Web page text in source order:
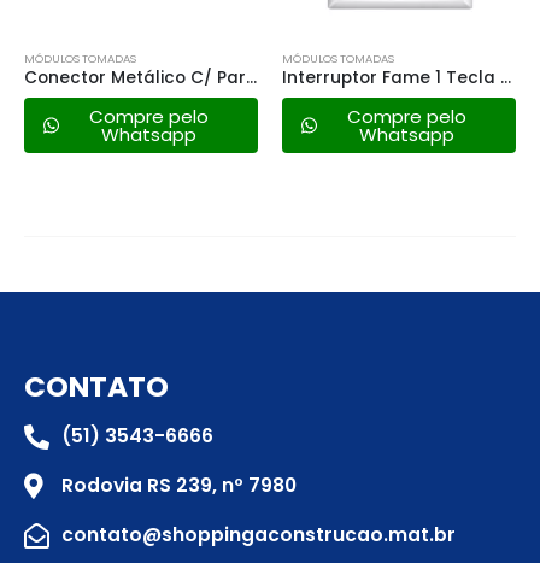
Conector Metálico C/ Parafuso P/ Haste de Terra 1/2″
pelo
MÓDULOS TOMADAS
Interruptor Fame 1 Tecla C/tomada Distanciada – 3889 Evidence
Compre pelo
Whatsapp
MÓDULOS TOMADAS
Compre
CONTATO
(51) 3543-6666
Rodovia RS 239, nº 7980
contato@shoppingaconstrucao.mat.br